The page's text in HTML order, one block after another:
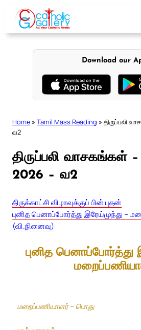
content
Download our
Home » Tamil Mass Reading » திருப்பலி
வ2
திருப்பலி வாசகங்கள்
2026 – வ2
திருக்காட்சி விழாவுக்குப் பின் புதன்
புனித பெனாப்போர்த்து இரேய்முந்து –
(வி.நினைவு)
புனித பெனாப்போர்த்து
மறைப்பணியாளர் – பொது